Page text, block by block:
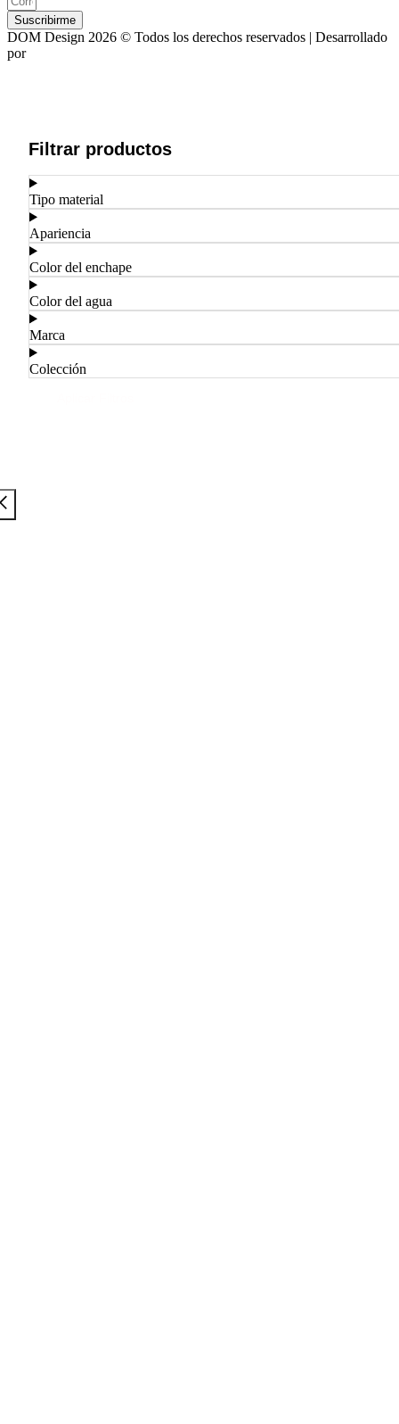
Suscribirme
DOM Design 2026 © Todos los derechos reservados | Desarrollado
por
Filtrar productos
Tipo material
Apariencia
Color del enchape
Color del agua
Marca
Colección